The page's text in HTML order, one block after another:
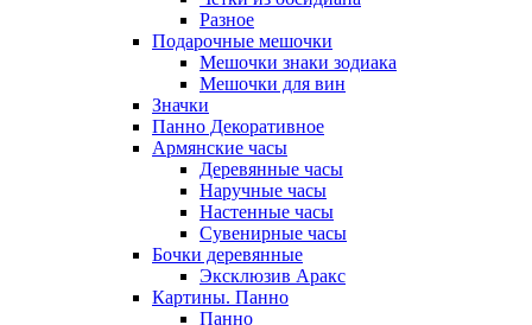
Разное
Подарочные мешочки
Мешочки знаки зодиака
Мешочки для вин
Значки
Панно Декоративное
Армянские часы
Деревянные часы
Наручные часы
Настенные часы
Сувенирные часы
Бочки деревянные
Эксклюзив Аракс
Картины. Панно
Панно